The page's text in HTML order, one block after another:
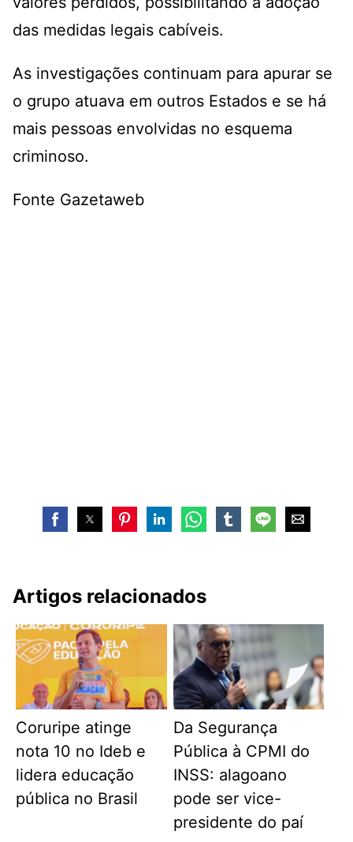
das medidas legais cabíveis.
As investigações continuam para apurar se
o grupo atuava em outros Estados e se há
mais pessoas envolvidas no esquema
criminoso.
Fonte Gazetaweb
Artigos relacionados
Coruripe atinge
nota 10 no Ideb e
lidera educação
pública no Brasil
Da Segurança
Pública à CPMI do
INSS: alagoano
pode ser vice-
presidente do paí